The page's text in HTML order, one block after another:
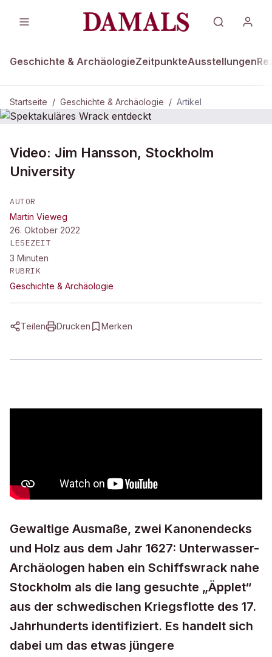
Geschichte & ArchäologieZeitpunkteAusstellungen
Startseite / Geschichte & Archäologie / Artikel
Spektakuläres Wrack entdeckt
Video: Jim Hansson, Stockholm
University
AUTOR
Martin Vieweg
26. Oktober 2022
LESEZEIT
3 Minuten
RUBRIK
Geschichte & Archäologie
Teilen Drucken Merken
Gewaltige Ausmaße, zwei Kanonendecks
und Holz aus dem Jahr 1627: Unterwasser-
Archäologen haben ein Schiffswrack nahe
Stockholm als die lang gesuchte „Äpplet“
aus der schwedischen Kriegsflotte des 17.
Jahrhunderts identifiziert. Es handelt sich
dabei um das etwas jüngere